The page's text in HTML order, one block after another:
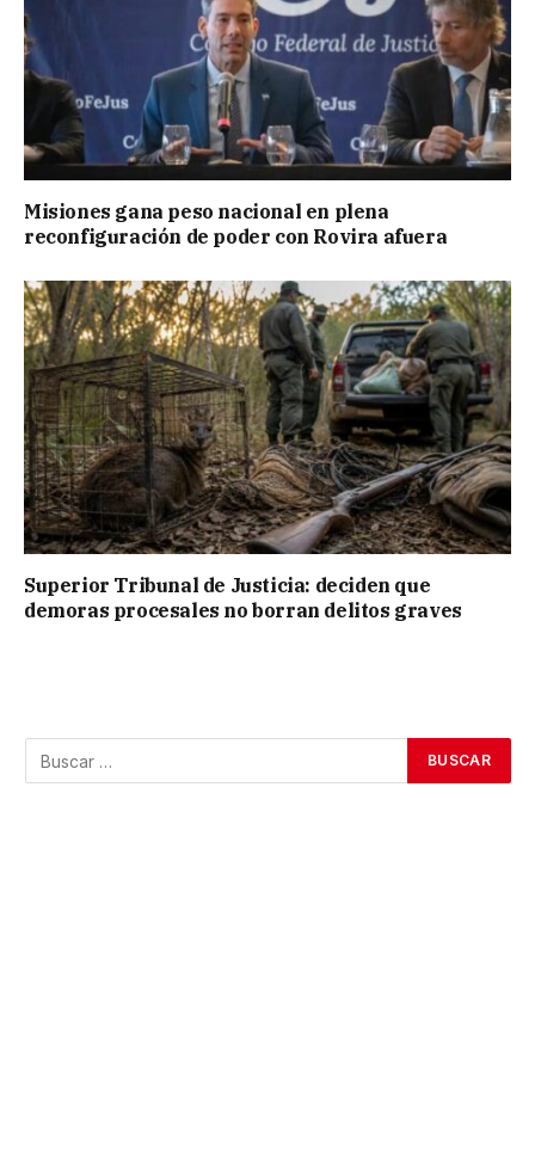
Misiones gana peso nacional en plena
reconfiguración de poder con Rovira afuera
Superior Tribunal de Justicia: deciden que
demoras procesales no borran delitos graves